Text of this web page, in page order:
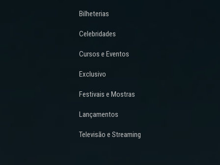
Bilheterias
Celebridades
Cursos e Eventos
Exclusivo
Festivais e Mostras
Lançamentos
Televisão e Streaming